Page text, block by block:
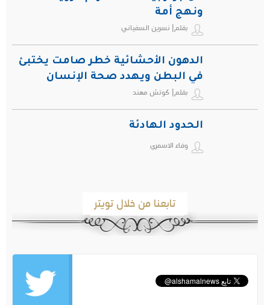
ونهج أمة
بقلم| نسرين السفياني
الدهون الأحشائية خطر صامت يختبئ
في البطن ويهدد صحة الإنسان
بقلم| كوتش مهند
الحدود الهادئة
وفاء الاسمري
تابعنا من خلال تويتر